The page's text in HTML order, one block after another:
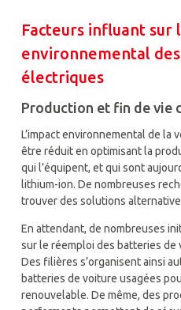
Facteurs influant sur
environnemental
électriques
Production et fin de vie
L’impact environnemental de
être réduit en optimisant la
qui l’équipent, et qui sont
lithium-ion. De nombreuses
trouver des solutions
En attendant, de nombreuses
sur le réemploi des batteries
Des filières s’organisent ainsi
batteries de voiture usagées
renouvelable. De même, des